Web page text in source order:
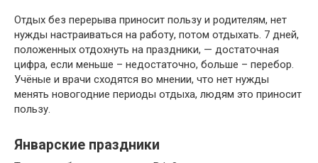
Отдых без перерыва приносит пользу и родителям, нет
нужды настраиваться на работу, потом отдыхать. 7 дней,
положенных отдохнуть на праздники, — достаточная
цифра, если меньше – недостаточно, больше – перебор.
Учёные и врачи сходятся во мнении, что нет нужды
менять новогодние периоды отдыха, людям это приносит
пользу.
Январские праздники